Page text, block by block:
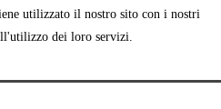
utilizzato il nostro sito con i nostri
dei loro servizi.
Accedi shopping_cart Carrello(0)